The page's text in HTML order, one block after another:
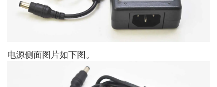
电源侧面图片如下图。